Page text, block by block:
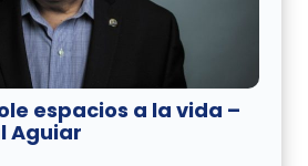
espacios a la vida –
Aguiar